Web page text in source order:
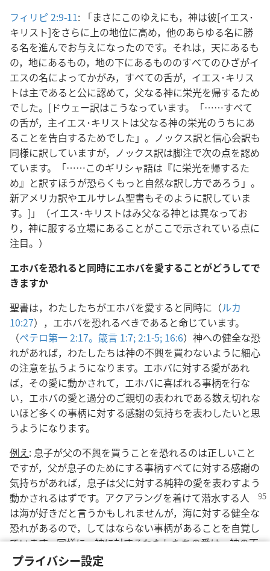
プライバシー設定
フィリピ 2:9-11: 「まさにこのゆえにも，神は彼[イエス･
キリスト]をさらに上の地位に高め，他のあらゆる名に勝
る名を進んでお与えになったのです。それは，天にあるも
の，地にあるもの，地の下にあるもののすべてのひざがイ
エスの名によってかがみ，すべての舌が，イエス･キリス
トは主であると公に認めて，父なる神に栄光を帰するため
でした。[ドウェー訳はこうなっています。「……すべて
の舌が，主イエス･キリストは父なる神の栄光のうちにあ
ることを告白するためでした」。ノックス訳と信心会訳も
同様に訳していますが，ノックス訳は脚注で次の点を認め
ています。「……このギリシャ語は『に栄光を帰するた
め』と訳すほうが恐らくもっと自然な訳し方であろう」。
新アメリカ訳やエルサレム聖書もそのように訳していま
す。]」（イエス･キリストはみ父なる神とは異なってお
り，神に服する立場にあることがここで示されている点に
注目。）
エホバを恐れると同時にエホバを愛することがどうしてで
きますか
聖書は，わたしたちがエホバを愛すると同時に（ルカ
10:27），エホバを恐れるべきであると命じています。
（ペテロ第一 2:17。 箴言 1:7; 2:1-5; 16:6）神への健全な恐
れがあれば，わたしたちは神の不興を買わないように細心
の注意を払うようになります。エホバに対する愛があれ
ば，その愛に動かされて，エホバに喜ばれる事柄を行な
い，エホバの愛と過分のご親切の表われである数え切れな
いほど多くの事柄に対する感謝の気持ちを表わしたいと思
うようになります。
例え : 息子が父の不興を買うことを恐れるのは正しいこと
ですが，父が息子のためにする事柄すべてに対する感謝の
気持ちがあれば，息子は父に対する純粋の愛を表わすよう
動かされるはずです。アクアラングを着けて潜水する人
は海が好きだと言うかもしれませんが，海に対する健全な
恐れがあるので，してはならない事柄があることを自覚し
ています。同様に，神に対するわたしたちの愛は，神の不
興を買うようなことをしないようにする健全な恐れと結び